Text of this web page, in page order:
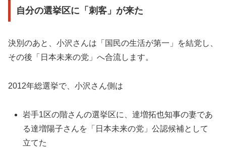
自分の選挙区に「刺客」が来た
決別のあと、小沢さんは「国民の生活が第一」を結党し、
その後「日本未来の党」へ合流します。
2012年総選挙で、小沢さん側は
岩手1区の階さんの選挙区に、達増拓也知事の妻であ
る達増陽子さんを「日本未来の党」公認候補として
立てた